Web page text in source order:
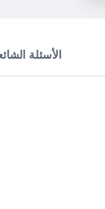
الأسئلة